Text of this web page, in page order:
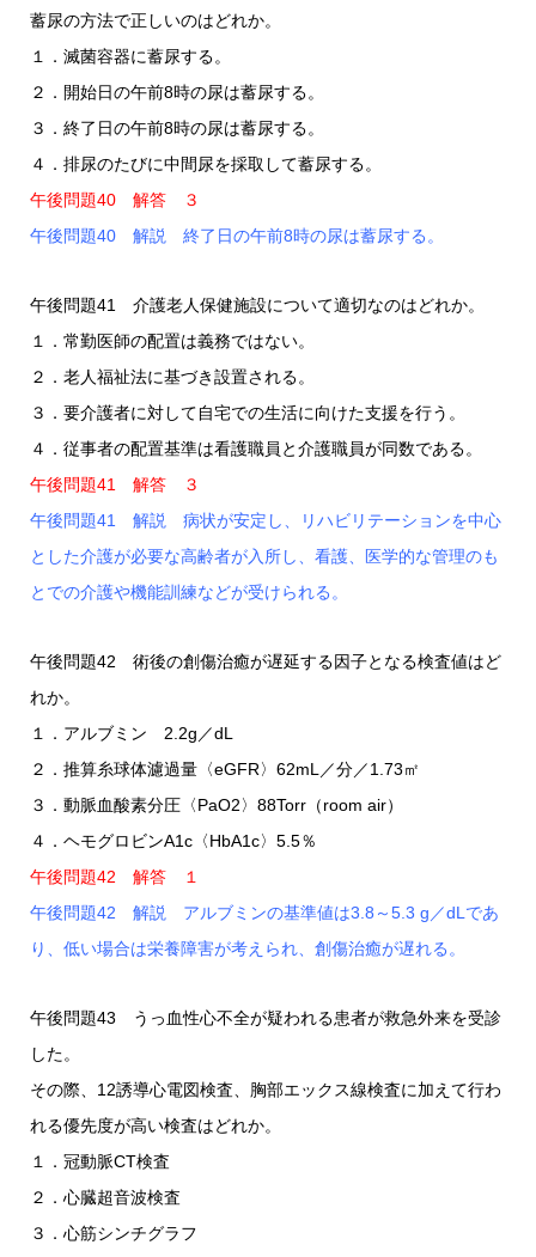
蓄尿の方法で正しいのはどれか。
１．滅菌容器に蓄尿する。
２．開始日の午前8時の尿は蓄尿する。
３．終了日の午前8時の尿は蓄尿する。
４．排尿のたびに中間尿を採取して蓄尿する。
午後問題40 解答 ３
午後問題40 解説 終了日の午前8時の尿は蓄尿する。
午後問題41 介護老人保健施設について適切なのはどれか。
１．常勤医師の配置は義務ではない。
２．老人福祉法に基づき設置される。
３．要介護者に対して自宅での生活に向けた支援を行う。
４．従事者の配置基準は看護職員と介護職員が同数である。
午後問題41 解答 ３
午後問題41 解説 病状が安定し、リハビリテーションを中心
とした介護が必要な高齢者が入所し、看護、医学的な管理のも
とでの介護や機能訓練などが受けられる。
午後問題42 術後の創傷治癒が遅延する因子となる検査値はど
れか。
１．アルブミン 2.2g／dL
２．推算糸球体濾過量〈eGFR〉62mL／分／1.73㎡
３．動脈血酸素分圧〈PaO2〉88Torr（room air）
４．ヘモグロビンA1c〈HbA1c〉5.5％
午後問題42 解答 １
午後問題42 解説 アルブミンの基準値は3.8～5.3 g／dLであ
り、低い場合は栄養障害が考えられ、創傷治癒が遅れる。
午後問題43 うっ血性心不全が疑われる患者が救急外来を受診
した。
その際、12誘導心電図検査、胸部エックス線検査に加えて行わ
れる優先度が高い検査はどれか。
１．冠動脈CT検査
２．心臓超音波検査
３．心筋シンチグラフ